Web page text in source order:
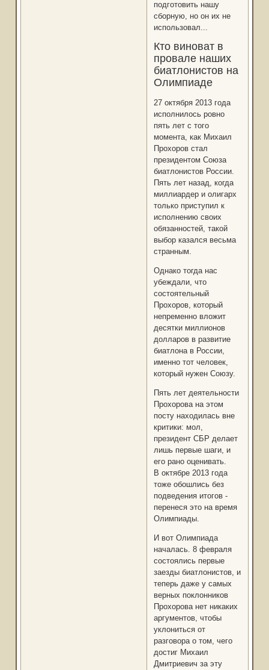
подготовить нашу
сборную, но он их не
использовал...
Кто виноват в
провале наших
биатлонистов на
Олимпиаде
27 октября 2013 года
исполнилось ровно
пять лет с того
момента, как Михаил
Прохоров стал
президентом Союза
биатлонистов России.
Пять лет назад, когда
миллиардер и олигарх
только приступил к
исполнению своих
обязанностей, такой
выбор казался весьма
странным.
Однако тогда нас
убеждали, что
состоятельный
Прохоров, который
непременно вложит
десятки миллионов
долларов в развитие
биатлона в России,
именно тот человек,
который нужен Союзу.
Пять лет деятельности
Прохорова на этом
посту находилась вне
критики: мол,
президент СБР делает
лишь первые шаги, и
его рано оценивать.
В октябре 2013 года
тоже обошлись без
подведения итогов -
перенеся это на время
Олимпиады.
И вот Олимпиада
началась. 8 февраля
состоялись первые
заезды биатлонистов, и
теперь даже у самых
верных поклонников
Прохорова нет никаких
аргументов, чтобы
уклониться от
разговора о том, чего
достиг Михаил
Дмитриевич за эту